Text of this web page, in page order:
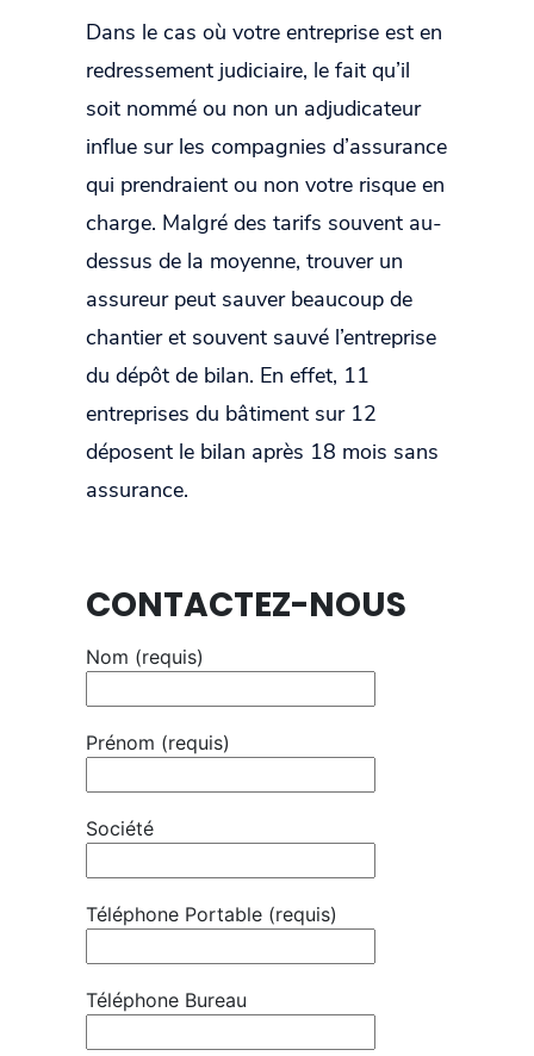
Dans le cas où votre entreprise est en
redressement judiciaire, le fait qu’il
soit nommé ou non un adjudicateur
influe sur les compagnies d’assurance
qui prendraient ou non votre risque en
charge. Malgré des tarifs souvent au-
dessus de la moyenne, trouver un
assureur peut sauver beaucoup de
chantier et souvent sauvé l’entreprise
du dépôt de bilan. En effet, 11
entreprises du bâtiment sur 12
déposent le bilan après 18 mois sans
assurance.
CONTACTEZ-NOUS
Nom (requis)
Prénom (requis)
Société
Téléphone Portable (requis)
Téléphone Bureau